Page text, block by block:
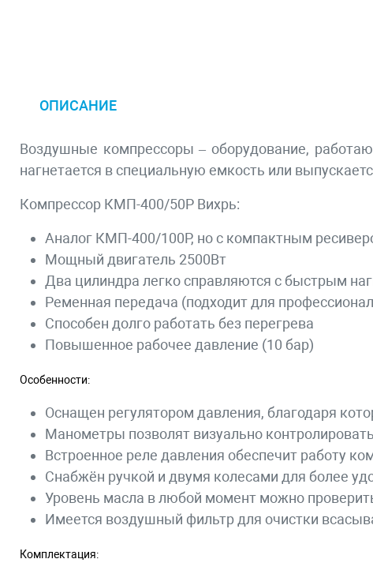
ОПИСАНИЕ
Воздушные компрессоры – оборудование,
нагнетается в специальную емкость или
Компрессор КМП-400/50Р Вихрь:
Аналог КМП-400/100Р, но с компактным
Мощный двигатель 2500Вт
Два цилиндра легко справляются с быстрым
Ременная передача (подходит для
Способен долго работать без перегрева
Повышенное рабочее давление (10 бар)
Особенности:
Оснащен регулятором давления, благодаря
Манометры позволят визуально
Встроенное реле давления обеспечит работу
Снабжён ручкой и двумя колесами для более
Уровень масла в любой момент можно
Имеется воздушный фильтр для очистки
Комплектация: